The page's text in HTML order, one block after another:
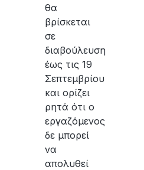
θα
βρίσκεται
σε
διαβούλευση
έως τις 19
Σεπτεμβρίου
και ορίζει
ρητά ότι ο
εργαζόμενος
δε μπορεί
να
απολυθεί